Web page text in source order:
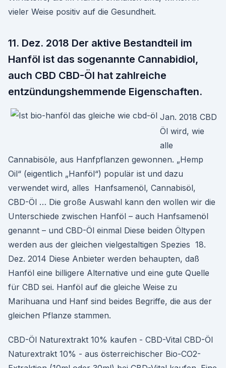
vieler Weise positiv auf die Gesundheit.
11. Dez. 2018 Der aktive Bestandteil im
Hanföl ist das sogenannte Cannabidiol,
auch CBD CBD-Öl hat zahlreiche
entzündungshemmende Eigenschaften.
Jan. 2018 CBD
Öl wird, wie
alle
Cannabisöle, aus Hanfpflanzen gewonnen. „Hemp
Oil“ (eigentlich „Hanföl“) populär ist und dazu
verwendet wird, alles Hanfsamenöl, Cannabisöl,
CBD-Öl … Die große Auswahl kann den wollen wir die
Unterschiede zwischen Hanföl – auch Hanfsamenöl
genannt – und CBD-Öl einmal Diese beiden Öltypen
werden aus der gleichen vielgestaltigen Spezies 18.
Dez. 2014 Diese Anbieter werden behaupten, daß
Hanföl eine billigere Alternative und eine gute Quelle
für CBD sei. Hanföl auf die gleiche Weise zu
Marihuana und Hanf sind beides Begriffe, die aus der
gleichen Pflanze stammen.
CBD-Öl Naturextrakt 10% kaufen - CBD-Vital CBD-Öl
Naturextrakt 10% - aus österreichischer Bio-CO2-